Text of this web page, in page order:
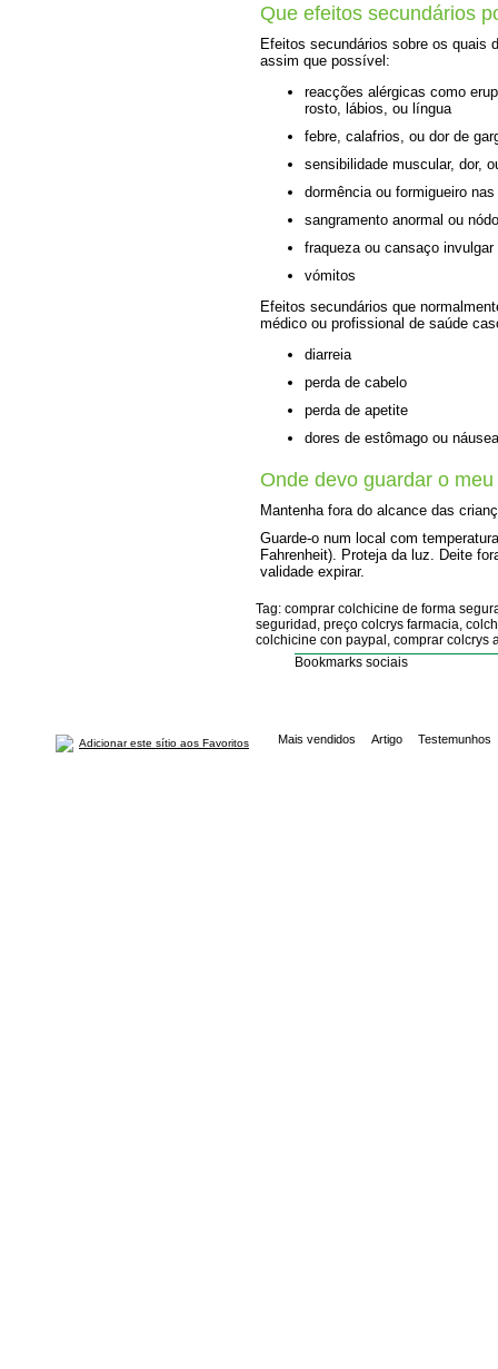
Que efeitos secundários
Efeitos secundários sobre os quais
assim que possível:
reacções alérgicas como
rosto, lábios, ou língua
febre, calafrios, ou dor de
sensibilidade muscular, dor,
dormência ou formigueiro
sangramento anormal ou
fraqueza ou cansaço invulgar
vómitos
Efeitos secundários que
médico ou profissional de saúde
diarreia
perda de cabelo
perda de apetite
dores de estômago ou
Onde devo guardar o
Mantenha fora do alcance das
Guarde-o num local com
Fahrenheit). Proteja da luz. Deite
validade expirar.
Tag: comprar colchicine de forma
seguridad, preço colcrys farmacia,
colchicine con paypal, comprar colcrys
Bookmarks sociais
Adicionar este sítio aos Favoritos Mais vendidos Artigo Testemunhos